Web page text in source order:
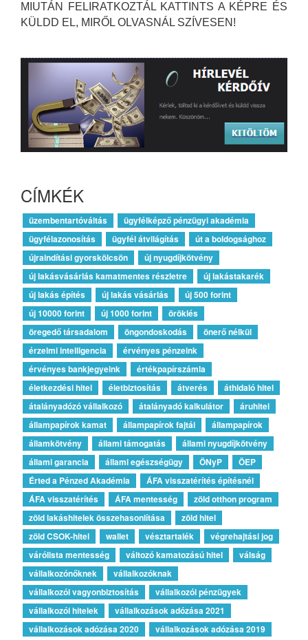
MIUTÁN FELIRATKOZTÁL KATTINTS A KÉPRE ÉS
KÜLDD EL, MIRŐL OLVASNÁL SZÍVESEN!
CÍMKÉK
üzembentartóváltás
ügyfélképző pénzügyi akadémia
ügyfélazonosítás
ügyfél átvilágítás
út a boldogsághoz
újraindítási gyorskölcsön
új nyugdíjkötvény
új lakásvásárlás kamatmentes részletre
új lakástakarék
új lakás építés
új lakás vásárlás
új 500 forint
új 10000 forint
új 1000 forint
öröklés
öregedő társadalom
öngondoskodás
önerő nélkül
érzelmi intelligencia
érvényes pénzeink
érvényes bankjegyeink
értékpapírszámla
életkezdési hitel
életbiztosítás átverés
áthidaló hitel
átalányadózó vállalkozó
átalányadó kalkulátor
áruhitel
állampapírok kamat
állampapírok fajtái
állampapírok
államkötvény
állami támogatás
állami nyugdíjkötvény
állami garancia
állami egészségügy ÖNyP
ÖEP
Érted a Pénzed Akadémia
ÁFA visszatérítés építésnél
ÁFA visszatérítés
ÁFA mentesség
zöld otthon program
zöld lakáshitelek összehasonlítása
zöld hitel
zöld CSOK-hitel
wallet vésztartalék
végrehajtási jog
várólista mentesség
változó kamatozású hitel
válság
vállalkozónőknek
vállalkozóknak
vállalkozói vagyonbiztosítás
vállalkozói pénzügyek
vállalkozói hitelek
vállalkozások adózása 2021
vállalkozások adózása 2020
vállalkozások adózása 2019